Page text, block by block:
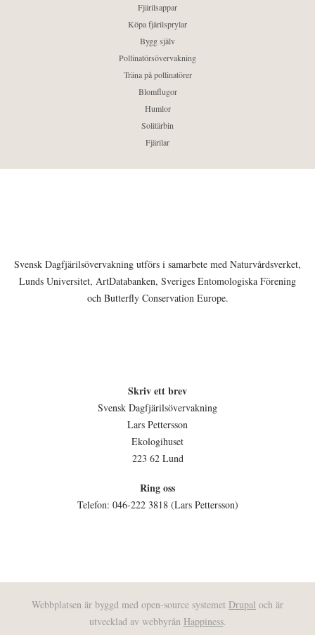
Fjärilsappar
Köpa fjärilsprylar
Bygg själv
Pollinatörsövervakning
Träna på pollinatörer
Blomflugor
Humlor
Solitärbin
Fjärilar
Svensk Dagfjärilsövervakning utförs i samarbete med Naturvårdsverket,
Lunds Universitet, ArtDatabanken, Sveriges Entomologiska Förening
och Butterfly Conservation Europe.
Skriv ett brev
Svensk Dagfjärilsövervakning
Lars Pettersson
Ekologihuset
223 62 Lund
Ring oss
Telefon: 046-222 3818 (Lars Pettersson)
Webbplatsen är byggd med open-source systemet Drupal och är
utvecklad av webbyrån Happiness.